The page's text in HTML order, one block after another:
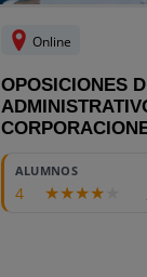
Online
OPOSICIONES
ALUMNOS
4